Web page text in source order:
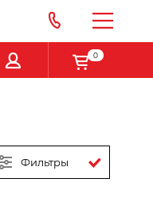
0
Фильтры